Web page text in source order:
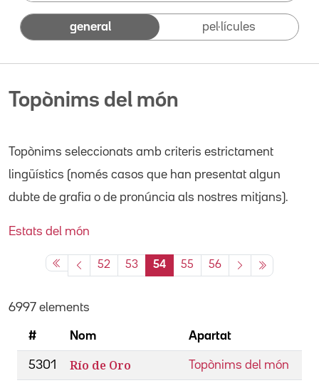
general pel·lícules
Topònims del món
Topònims seleccionats amb criteris estrictament
lingüístics (només casos que han presentat algun
dubte de grafia o de pronúncia als nostres mitjans).
Estats del món
52 53 54 55 56
6997 elements
# Nom Apartat
5301 Río de Oro Topònims del món